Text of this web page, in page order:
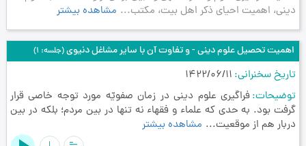
دینی، اهمیت احیای ذکر اهل بیت، مکتب... مشاهده بیشتر
اهمیت تحصیل علوم دینی - و تفاوت آن با سایر مشاغل دنیوی(جلسه: 1)
تاریخ سخنرانی 1422/06/11
توضیحات فراگیری علوم دینی در زمان صفویّه مورد توجه خاصی قرار
گرفت بود. به حدی که علماء و فقهاء نه تنها در بین مردم؛ بلکه در بین
دربار هم از موقعیت... مشاهده بیشتر